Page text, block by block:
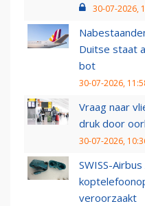
30-07-2026,
Duitse staat
bot
30-07-2026,
Vraag naar
druk door
30-07-2026,
SWISS-
veroorzaakt